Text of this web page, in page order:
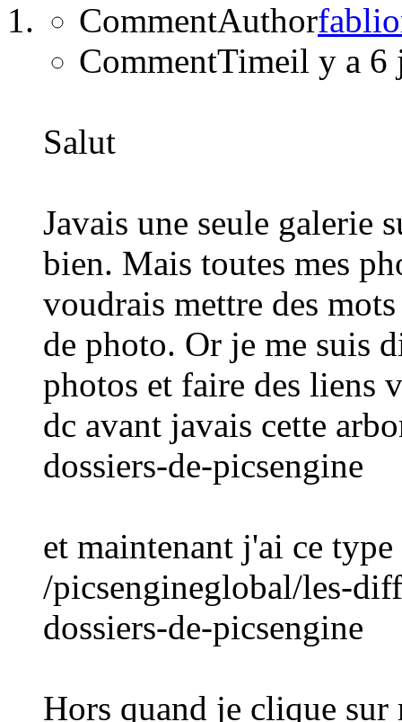
CommentAuthor
CommentTimeil y a 6
Salut
Javais une seule galerie
bien. Mais toutes mes
voudrais mettre des
de photo. Or je me suis
photos et faire des liens
dc avant javais cette
dossiers-de-picsengine
et maintenant j'ai ce type
/picsengineglobal/les-
dossiers-de-picsengine
Hors quand je clique